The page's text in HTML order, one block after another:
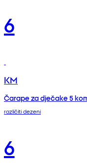
6
KM
Čarape za dječake 5
različiti dezeni
6